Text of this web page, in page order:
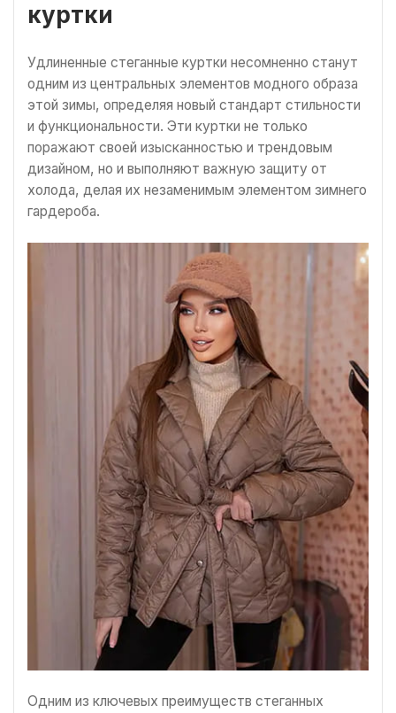
куртки
Удлиненные стеганные куртки несомненно станут
одним из центральных элементов модного образа
этой зимы, определяя новый стандарт стильности
и функциональности. Эти куртки не только
поражают своей изысканностью и трендовым
дизайном, но и выполняют важную защиту от
холода, делая их незаменимым элементом зимнего
гардероба.
Одним из ключевых преимуществ стеганных